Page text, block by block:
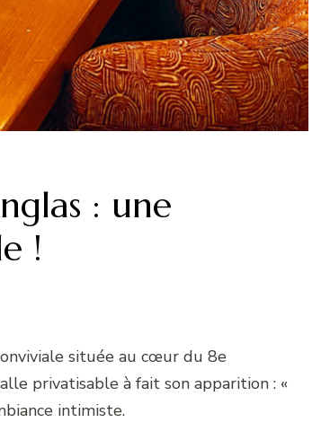
: une
!
située au cœur du 8e
privatisable à fait son apparition : «
intimiste.